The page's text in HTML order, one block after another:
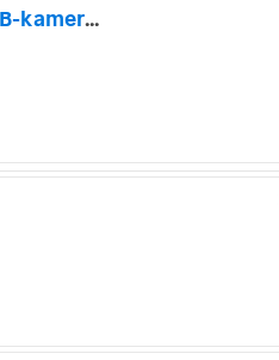
Volkswagen Caddy Maxi 7-Sits 2.0 TDI BMT Life Värmare B-kamera MOMS!